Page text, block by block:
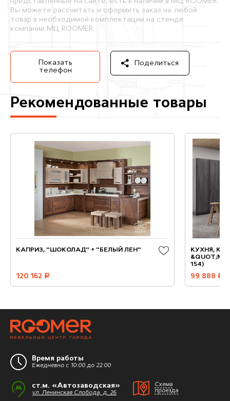
Вы можете рассчитать и оформить заказ на любой
товар в необходимой комплектации на стенде
компании МЦ ROOMER.
Показать
телефон
Поделиться
Рекомендованные товары
КАПРИЗ, "ШОКОЛАД" + "БЕЛЫЙ ЛЕН"
120 162 руб.
КУХНЯ,
154)
99 888 руб.
Время работы
Ежедневно с 10:00 до 22:00
ст.м. «Автозаводская»
ул. Ленинская Слобода, д. 26
Схема
проезда